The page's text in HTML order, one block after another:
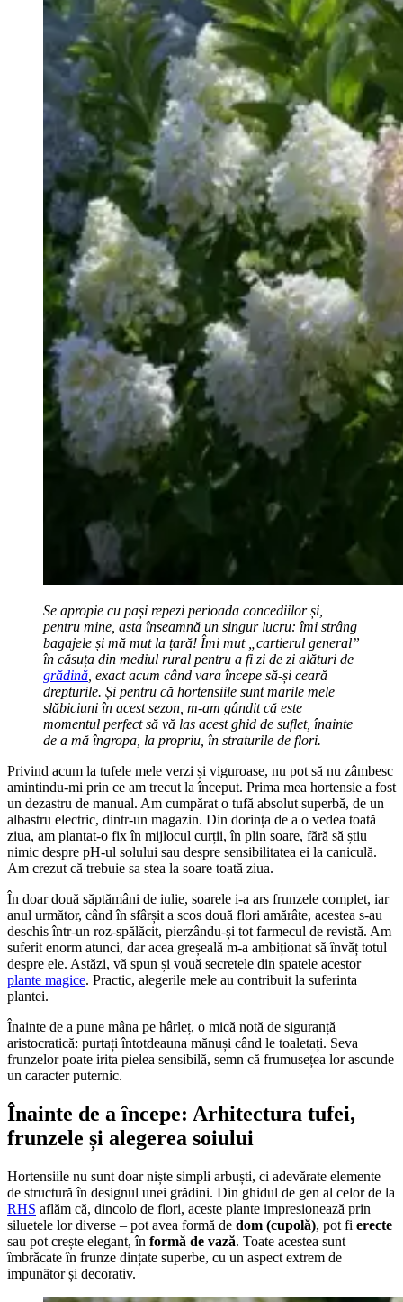
Se apropie cu pași repezi perioada concediilor și,
pentru mine, asta înseamnă un singur lucru: îmi strâng
bagajele și mă mut la țară! Îmi mut „cartierul general”
în căsuța din mediul rural pentru a fi zi de zi alături de
grădină , exact acum când vara începe să-și ceară
drepturile. Și pentru că hortensiile sunt marile mele
slăbiciuni în acest sezon, m-am gândit că este
momentul perfect să vă las acest ghid de suflet, înainte
de a mă îngropa, la propriu, în straturile de flori.
Privind acum la tufele mele verzi și viguroase, nu pot să nu zâmbesc
amintindu-mi prin ce am trecut la început. Prima mea hortensie a fost
un dezastru de manual. Am cumpărat o tufă absolut superbă, de un
albastru electric, dintr-un magazin. Din dorința de a o vedea toată
ziua, am plantat-o fix în mijlocul curții, în plin soare, fără să știu
nimic despre pH-ul solului sau despre sensibilitatea ei la caniculă.
Am crezut că trebuie sa stea la soare toată ziua.
În doar două săptămâni de iulie, soarele i-a ars frunzele complet, iar
anul următor, când în sfârșit a scos două flori amărâte, acestea s-au
deschis într-un roz-spălăcit, pierzându-și tot farmecul de revistă. Am
suferit enorm atunci, dar acea greșeală m-a ambiționat să învăț totul
despre ele. Astăzi, vă spun și vouă secretele din spatele acestor
plante magice. Practic, alegerile mele au contribuit la suferinta
plantei.
Înainte de a pune mâna pe hârleț, o mică notă de siguranță
aristocratică: purtați întotdeauna mănuși când le toaletați. Seva
frunzelor poate irita pielea sensibilă, semn că frumusețea lor ascunde
un caracter puternic.
Înainte de a începe: Arhitectura tufei,
frunzele și alegerea soiului
Hortensiile nu sunt doar niște simpli arbuști, ci adevărate elemente
de structură în designul unei grădini. Din ghidul de gen al celor de la
RHS aflăm că, dincolo de flori, aceste plante impresionează prin
siluetele lor diverse – pot avea formă de dom (cupolă), pot fi erecte
sau pot crește elegant, în formă de vază. Toate acestea sunt
îmbrăcate în frunze dințate superbe, cu un aspect extrem de
impunător și decorativ.